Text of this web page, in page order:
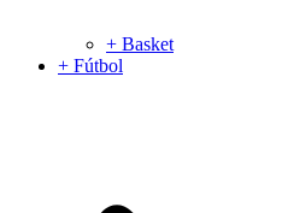
+ Basket
+ Fútbol